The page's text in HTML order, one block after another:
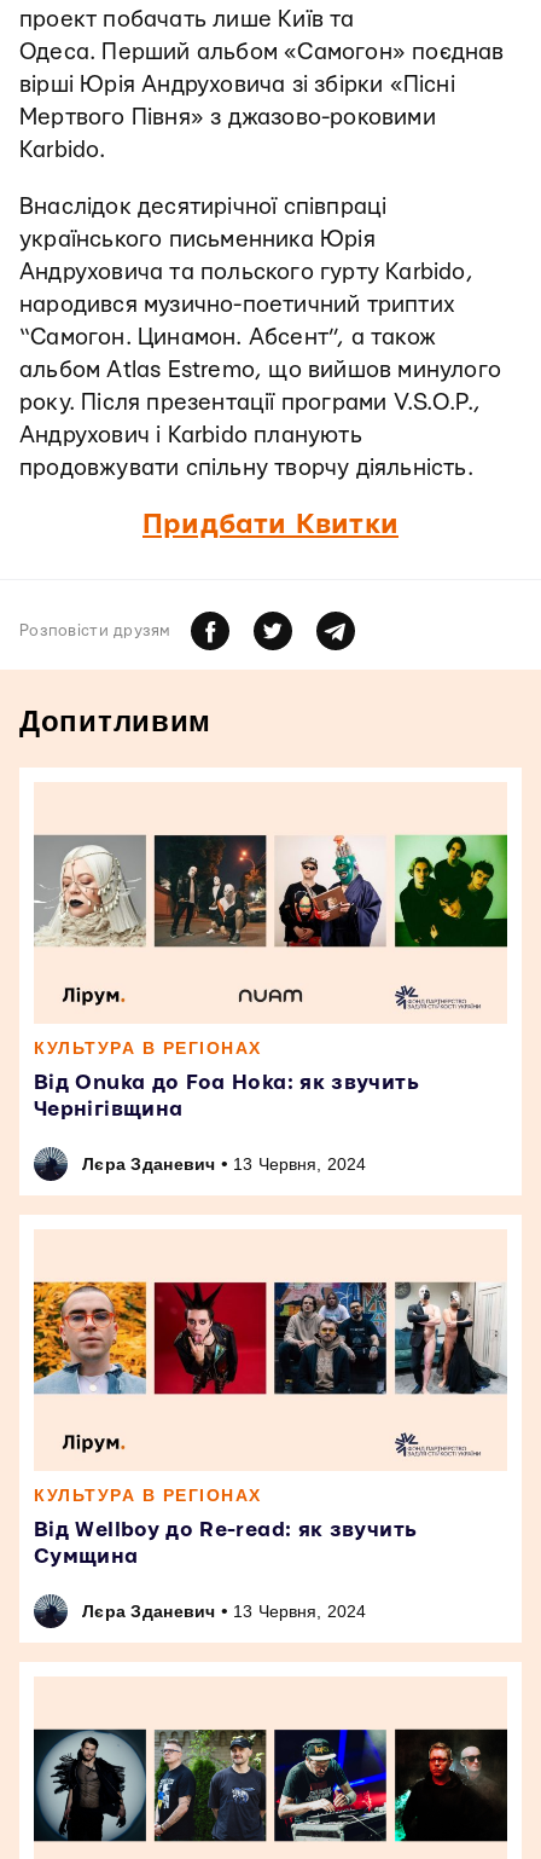
проект побачать лише Київ та
Одеса. Перший альбом «Самогон» поєднав
вірші Юрія Андруховича зі збірки «Пісні
Мертвого Півня» з джазово-роковими
Karbido.
Внаслідок десятирічної співпраці
українського письменника Юрія
Андруховича та польского гурту Karbido,
народився музично-поетичний триптих
“Самогон. Цинамон. Абсент”, а також
альбом Atlas Estremo, що вийшов минулого
року. Після презентації програми V.S.O.P.,
Андрухович і Karbido планують
продовжувати спільну творчу діяльність.
Придбати Квитки
Розповiсти друзям
Допитливим
КУЛЬТУРА В РЕГІОНАХ
Від Onuka до Foa Hoka: як звучить
Чернігівщина
Лєра Зданевич • 13 Червня, 2024
КУЛЬТУРА В РЕГІОНАХ
Від Wellboy до Re-read: як звучить
Сумщина
Лєра Зданевич • 13 Червня, 2024